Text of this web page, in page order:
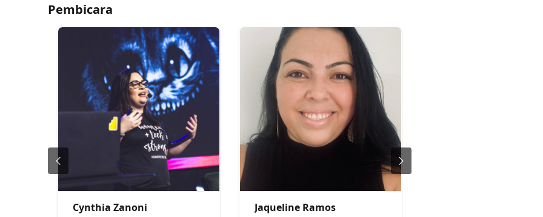
Pembicara
Cynthia Zanoni Jaqueline Ramos